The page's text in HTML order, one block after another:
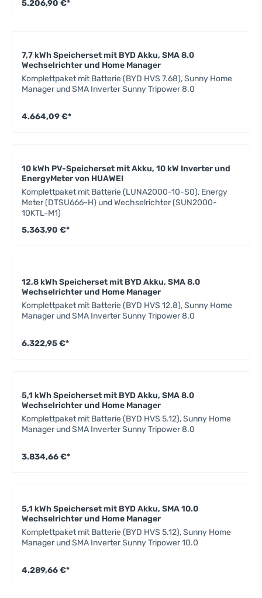
5.206,90 €*
7,7 kWh Speicherset mit BYD Akku, SMA 8.0
Wechselrichter und Home Manager
Komplettpaket mit Batterie (BYD HVS 7.68), Sunny Home
Manager und SMA Inverter Sunny Tripower 8.0
4.664,09 €*
10 kWh PV-Speicherset mit Akku, 10 kW Inverter und
EnergyMeter von HUAWEI
Komplettpaket mit Batterie (LUNA2000-10-S0), Energy
Meter (DTSU666-H) und Wechselrichter (SUN2000-
10KTL-M1)
5.363,90 €*
12,8 kWh Speicherset mit BYD Akku, SMA 8.0
Wechselrichter und Home Manager
Komplettpaket mit Batterie (BYD HVS 12.8), Sunny Home
Manager und SMA Inverter Sunny Tripower 8.0
6.322,95 €*
5,1 kWh Speicherset mit BYD Akku, SMA 8.0
Wechselrichter und Home Manager
Komplettpaket mit Batterie (BYD HVS 5.12), Sunny Home
Manager und SMA Inverter Sunny Tripower 8.0
3.834,66 €*
5,1 kWh Speicherset mit BYD Akku, SMA 10.0
Wechselrichter und Home Manager
Komplettpaket mit Batterie (BYD HVS 5.12), Sunny Home
Manager und SMA Inverter Sunny Tripower 10.0
4.289,66 €*